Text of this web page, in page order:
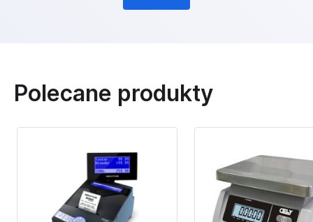
Polecane produkty